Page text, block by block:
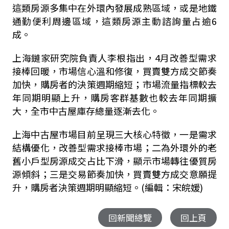
這類房源多集中在外環內發展成熟區域，或是地鐵
通勤便利周邊區域，這類房源主動諮詢量占逾6
成。
上海鏈家研究院負責人李根指出，4月改善型需求
接棒回暖，市場信心溫和修復，買賣雙方成交節奏
加快，購房者的決策週期縮短；市場流量指標較去
年同期明顯上升，購房客群基數也較去年同期擴
大，全市中古屋庫存總量逐漸去化。
上海中古屋市場目前呈現三大核心特徵，一是需求
結構優化，改善型需求接棒市場；二為外環外的老
舊小戶型房源成交占比下滑，顯示市場轉往優質房
源傾斜；三是交易節奏加快，買賣雙方成交意願提
升，購房者決策週期明顯縮短。(編輯：宋皖媛)
回新聞總覽 回上頁